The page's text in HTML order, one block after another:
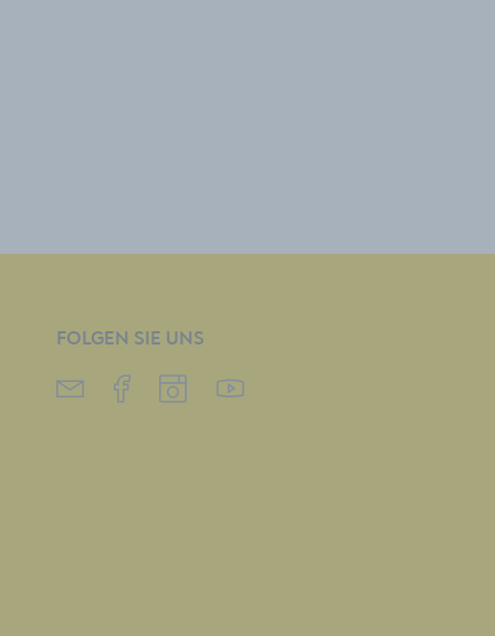
FOLGEN SIE UNS